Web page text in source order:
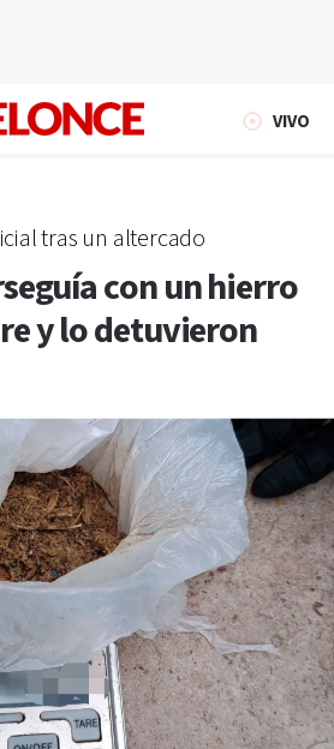
VIVO
tras un altercado
con un hierro
y lo detuvieron